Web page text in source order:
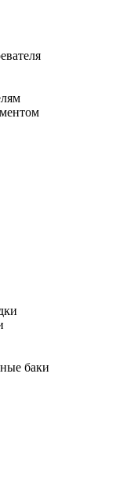
баки